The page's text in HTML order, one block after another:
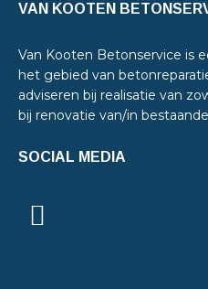
VAN KOOTEN
Van Kooten Betonservice is
het gebied van
adviseren bij realisatie van
bij renovatie van/in
SOCIAL MEDIA